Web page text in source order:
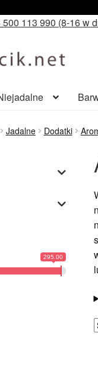
500 113 990 (8-16 w
Jadalne Dodatki
295.00